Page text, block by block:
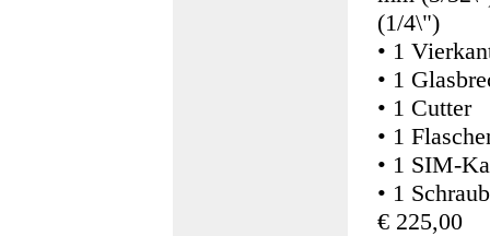
(1/4\")
• 1
• 1
• 1 Cutter
• 1
• 1 SIM-
• 1
€ 225,00